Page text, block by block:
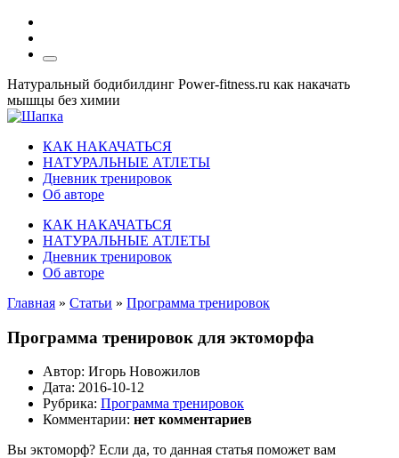
Натуральный бодибилдинг Power-fitness.ru как накачать
мышцы без химии
КАК НАКАЧАТЬСЯ
НАТУРАЛЬНЫЕ АТЛЕТЫ
Дневник тренировок
Об авторе
КАК НАКАЧАТЬСЯ
НАТУРАЛЬНЫЕ АТЛЕТЫ
Дневник тренировок
Об авторе
Главная » Статьи » Программа тренировок
Программа тренировок для эктоморфа
Автор: Игорь Новожилов
Дата: 2016-10-12
Рубрика: Программа тренировок
Комментарии: нет комментариев
Вы эктоморф? Если да, то данная статья поможет вам